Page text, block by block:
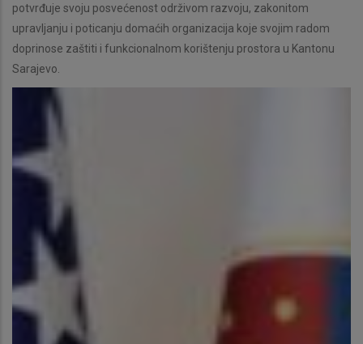
potvrđuje svoju posvećenost održivom razvoju, zakonitom
upravljanju i poticanju domaćih organizacija koje svojim radom
doprinose zaštiti i funkcionalnom korištenju prostora u Kantonu
Sarajevo.